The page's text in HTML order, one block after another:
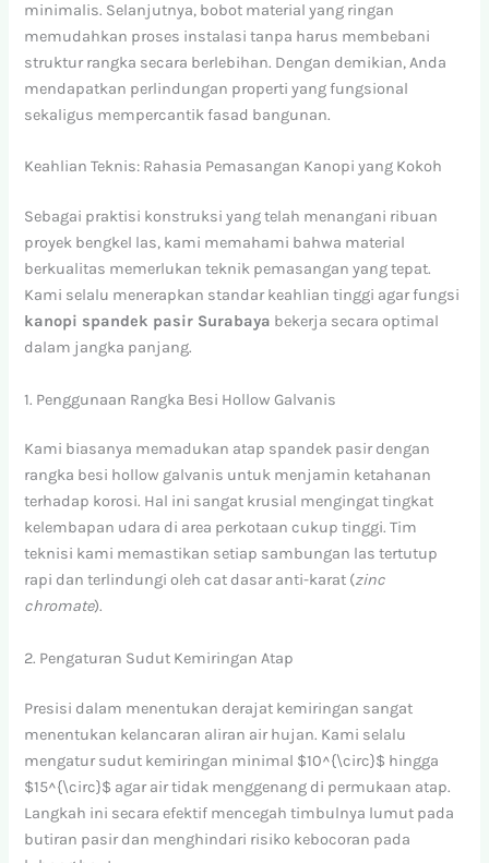
minimalis. Selanjutnya, bobot material yang ringan
memudahkan proses instalasi tanpa harus membebani
struktur rangka secara berlebihan. Dengan demikian, Anda
mendapatkan perlindungan properti yang fungsional
sekaligus mempercantik fasad bangunan.
Keahlian Teknis: Rahasia Pemasangan Kanopi yang Kokoh
Sebagai praktisi konstruksi yang telah menangani ribuan
proyek bengkel las, kami memahami bahwa material
berkualitas memerlukan teknik pemasangan yang tepat.
Kami selalu menerapkan standar keahlian tinggi agar fungsi
kanopi spandek pasir Surabaya bekerja secara optimal
dalam jangka panjang.
1. Penggunaan Rangka Besi Hollow Galvanis
Kami biasanya memadukan atap spandek pasir dengan
rangka besi hollow galvanis untuk menjamin ketahanan
terhadap korosi. Hal ini sangat krusial mengingat tingkat
kelembapan udara di area perkotaan cukup tinggi. Tim
teknisi kami memastikan setiap sambungan las tertutup
rapi dan terlindungi oleh cat dasar anti-karat (zinc
chromate).
2. Pengaturan Sudut Kemiringan Atap
Presisi dalam menentukan derajat kemiringan sangat
menentukan kelancaran aliran air hujan. Kami selalu
mengatur sudut kemiringan minimal $10^{\circ}$ hingga
$15^{\circ}$ agar air tidak menggenang di permukaan atap.
Langkah ini secara efektif mencegah timbulnya lumut pada
butiran pasir dan menghindari risiko kebocoran pada